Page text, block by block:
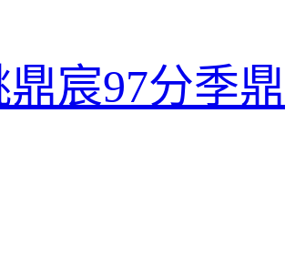
鼎宸97分季鼎